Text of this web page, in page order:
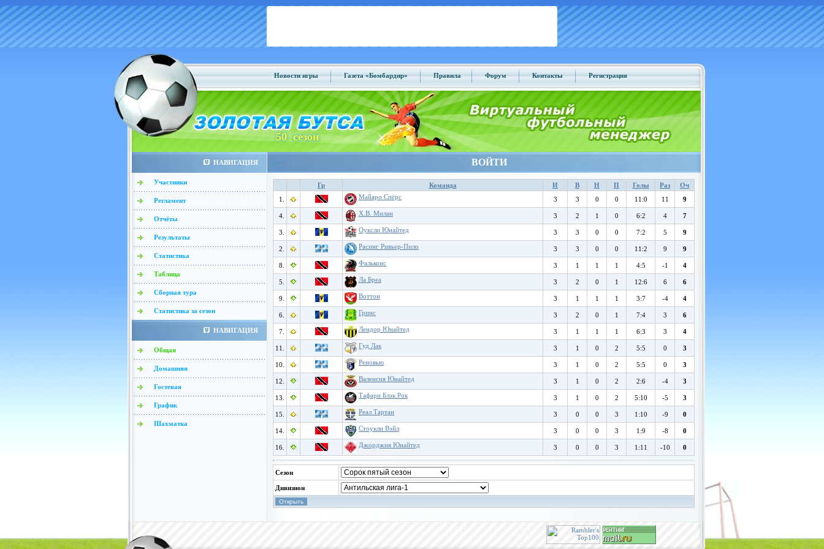
Новости игры Газета «Бомбардир» Правила Форум Контакты Регистрация
50 сезон
НАВИГАЦИЯ
Участники
Регламент
Отчёты
Результаты
Статистика
Таблица
Сборная тура
Статистика за сезон
НАВИГАЦИЯ
Общая
Домашняя
Гостевая
График
Шахматка
ВОЙТИ
Гр Команда И В Н П Голы Раз
Оч
1.
Майаро Спёрс 3 3 0 0 11:0 11 9
4. Х.В. Милан 3 2 1 0 6:2 4 7
3. Оуксли Юнайтед 3 3 0 0 7:2 5 9
2. Расинг Ривьер-Пило 3 3 0 0 11:2 9 9
8. Фальконс 3 1 1 1 4:5 -1 4
5. Ла Бреа 3 2 0 1 12:6 6 6
9. Воттон 3 1 1 1 3:7 -4 4
6. Гринс 3 2 0 1 7:4 3 6
7. Лендор Юнайтед 3 1 1 1 6:3 3 4
11. Гуд Лак 3 1 0 2 5:5 0 3
10. Реновью 3 1 0 2 5:5 0 3
12. Валенсия Юнайтед 3 1 0 2 2:6 -4 3
13. Тафари Блэк Рок 3 1 0 2 5:10 -5 3
15. Реал Тартан 3 0 0 3 1:10 -9 0
14. Стоукли Вэйл 3 0 0 3 1:9 -8 0
16. Джорджия Юнайтед 3 0 0 3 1:11 -10 0
Сезон
Дивизион